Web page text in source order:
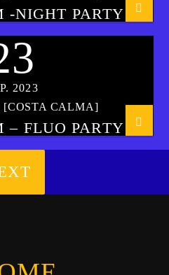
-NIGHT PARTY @
2023
[COSTA CALMA]
– FLUO PARTY @